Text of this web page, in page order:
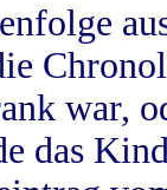
war,
das